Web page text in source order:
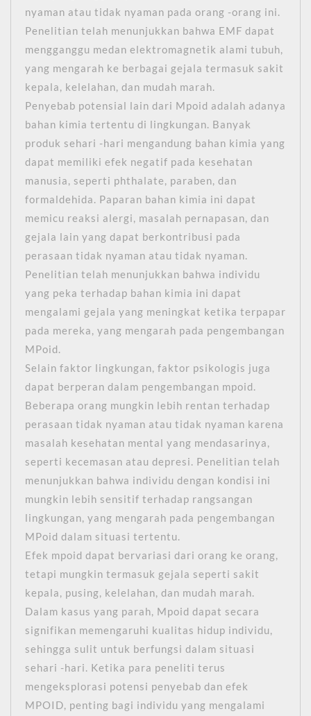
nyaman atau tidak nyaman pada orang -orang ini.
Penelitian telah menunjukkan bahwa EMF dapat
mengganggu medan elektromagnetik alami tubuh,
yang mengarah ke berbagai gejala termasuk sakit
kepala, kelelahan, dan mudah marah.
Penyebab potensial lain dari Mpoid adalah adanya
bahan kimia tertentu di lingkungan. Banyak
produk sehari -hari mengandung bahan kimia yang
dapat memiliki efek negatif pada kesehatan
manusia, seperti phthalate, paraben, dan
formaldehida. Paparan bahan kimia ini dapat
memicu reaksi alergi, masalah pernapasan, dan
gejala lain yang dapat berkontribusi pada
perasaan tidak nyaman atau tidak nyaman.
Penelitian telah menunjukkan bahwa individu
yang peka terhadap bahan kimia ini dapat
mengalami gejala yang meningkat ketika terpapar
pada mereka, yang mengarah pada pengembangan
MPoid.
Selain faktor lingkungan, faktor psikologis juga
dapat berperan dalam pengembangan mpoid.
Beberapa orang mungkin lebih rentan terhadap
perasaan tidak nyaman atau tidak nyaman karena
masalah kesehatan mental yang mendasarinya,
seperti kecemasan atau depresi. Penelitian telah
menunjukkan bahwa individu dengan kondisi ini
mungkin lebih sensitif terhadap rangsangan
lingkungan, yang mengarah pada pengembangan
MPoid dalam situasi tertentu.
Efek mpoid dapat bervariasi dari orang ke orang,
tetapi mungkin termasuk gejala seperti sakit
kepala, pusing, kelelahan, dan mudah marah.
Dalam kasus yang parah, Mpoid dapat secara
signifikan memengaruhi kualitas hidup individu,
sehingga sulit untuk berfungsi dalam situasi
sehari -hari. Ketika para peneliti terus
mengeksplorasi potensi penyebab dan efek
MPOID, penting bagi individu yang mengalami